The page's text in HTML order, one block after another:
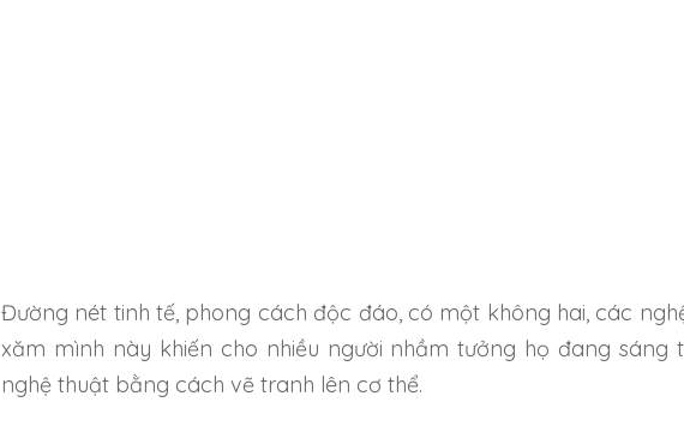
Đường nét tinh tế, phong cách độc đáo, có một không hai, các
xăm mình này khiến cho nhiều người nhầm tưởng họ đang sáng
nghệ thuật bằng cách vẽ tranh lên cơ thể.